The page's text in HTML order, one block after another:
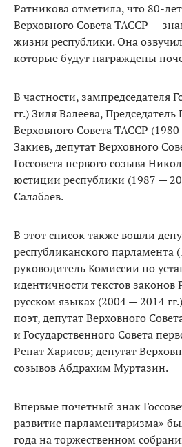
Ратникова отметила, что 80-
Верховного Совета ТАССР —
жизни республики. Она
которые будут награждены
В частности, зампредседателя
гг.) Зиля Валеева,
Верховного Совета ТАССР
Закиев, депутат Верховного
Госсовета первого созыва
юстиции республики (1987 —
Салабаев.
В этот список также вошли
республиканского парламента
руководитель Комиссии по
идентичности текстов законов
русском языках (2004 — 2014
поэт, депутат Верховного
и Государственного Совета
Ренат Харисов; депутат
созывов Абдрахим Муртазин.
Впервые почетный знак
развитие парламентаризма»
года на торжественном